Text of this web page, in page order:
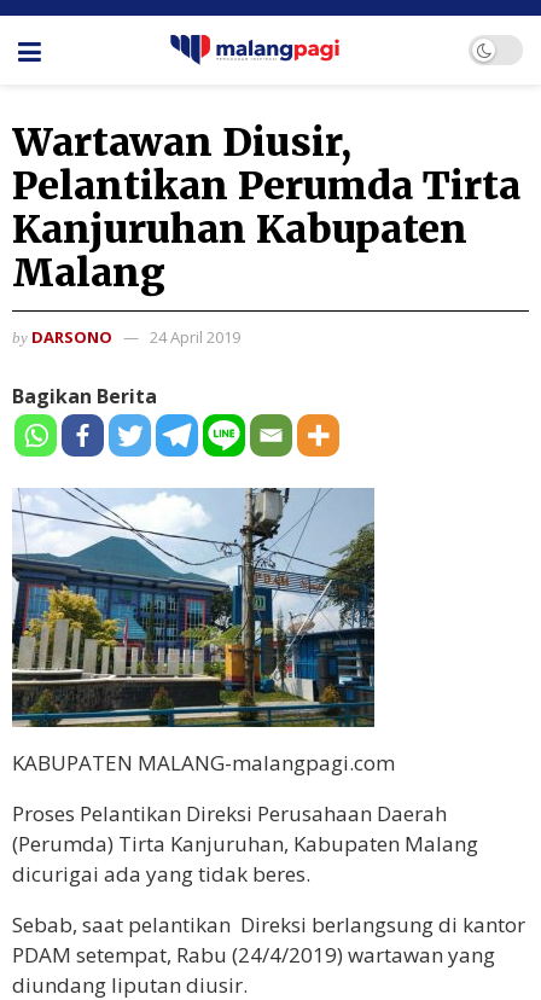
Wartawan Diusir,
Pelantikan Perumda Tirta
Kanjuruhan Kabupaten
Malang
by DARSONO 24 April 2019
Bagikan Berita
KABUPATEN MALANG-malangpagi.com
Proses Pelantikan Direksi Perusahaan Daerah
(Perumda) Tirta Kanjuruhan, Kabupaten Malang
dicurigai ada yang tidak beres.
Sebab, saat pelantikan Direksi berlangsung di kantor
PDAM setempat, Rabu (24/4/2019) wartawan yang
diundang liputan diusir.